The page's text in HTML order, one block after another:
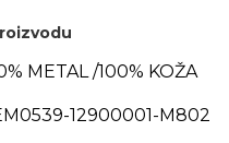
METAL /100% KOŽA
12900001-M802